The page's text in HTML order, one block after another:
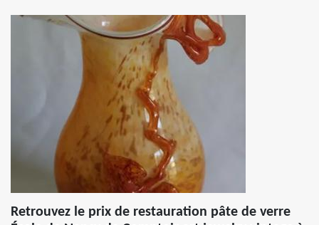
Retrouvez le prix de restauration pâte de verre